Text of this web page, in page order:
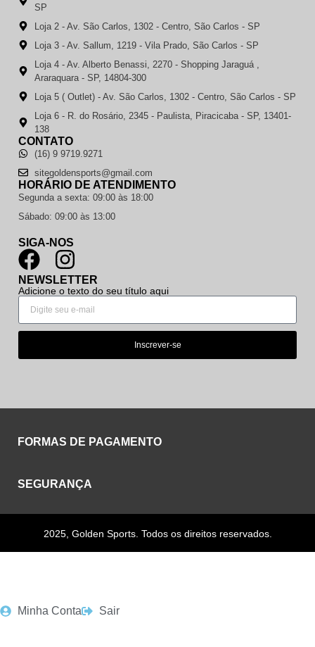
SP
Loja 2 - Av. São Carlos, 1302 - Centro, São Carlos - SP
Loja 3 - Av. Sallum, 1219 - Vila Prado, São Carlos - SP
Loja 4 - Av. Alberto Benassi, 2270 - Shopping Jaraguá ,
Araraquara - SP, 14804-300
Loja 5 ( Outlet) - Av. São Carlos, 1302 - Centro, São Carlos - SP
Loja 6 - R. do Rosário, 2345 - Paulista, Piracicaba - SP, 13401-
138
CONTATO
(16) 9 9719.9271
sitegoldensports@gmail.com
HORÁRIO DE ATENDIMENTO
Segunda a sexta: 09:00 às 18:00
Sábado: 09:00 às 13:00
SIGA-NOS
NEWSLETTER
Adicione o texto do seu título aqui
Inscrever-se
FORMAS DE PAGAMENTO
SEGURANÇA
2025, Golden Sports. Todos os direitos reservados.
Minha Conta Sair